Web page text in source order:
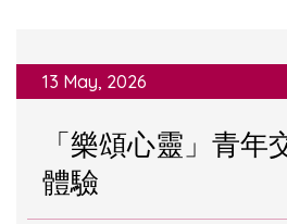
13 May, 2026
「樂頌心靈」青年
體驗